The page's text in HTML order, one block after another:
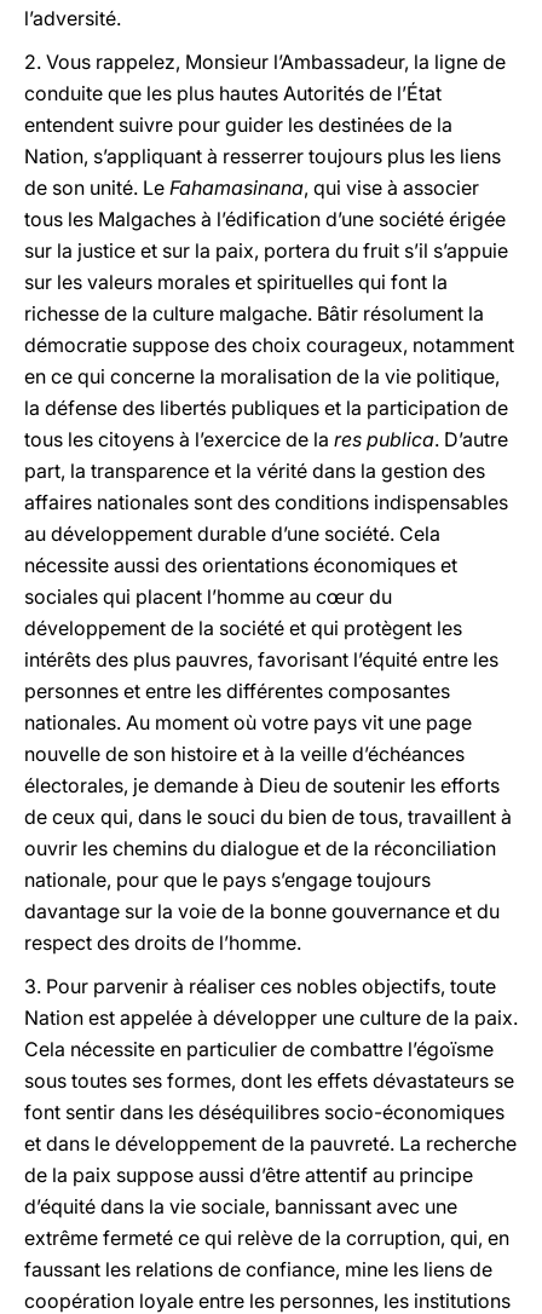
l’adversité.
2. Vous rappelez, Monsieur l’Ambassadeur, la ligne de
conduite que les plus hautes Autorités de l’État
entendent suivre pour guider les destinées de la
Nation, s’appliquant à resserrer toujours plus les liens
de son unité. Le Fahamasinana, qui vise à associer
tous les Malgaches à l’édification d’une société érigée
sur la justice et sur la paix, portera du fruit s’il s’appuie
sur les valeurs morales et spirituelles qui font la
richesse de la culture malgache. Bâtir résolument la
démocratie suppose des choix courageux, notamment
en ce qui concerne la moralisation de la vie politique,
la défense des libertés publiques et la participation de
tous les citoyens à l’exercice de la res publica. D’autre
part, la transparence et la vérité dans la gestion des
affaires nationales sont des conditions indispensables
au développement durable d’une société. Cela
nécessite aussi des orientations économiques et
sociales qui placent l’homme au cœur du
développement de la société et qui protègent les
intérêts des plus pauvres, favorisant l’équité entre les
personnes et entre les différentes composantes
nationales. Au moment où votre pays vit une page
nouvelle de son histoire et à la veille d’échéances
électorales, je demande à Dieu de soutenir les efforts
de ceux qui, dans le souci du bien de tous, travaillent à
ouvrir les chemins du dialogue et de la réconciliation
nationale, pour que le pays s’engage toujours
davantage sur la voie de la bonne gouvernance et du
respect des droits de l’homme.
3. Pour parvenir à réaliser ces nobles objectifs, toute
Nation est appelée à développer une culture de la paix.
Cela nécessite en particulier de combattre l’égoïsme
sous toutes ses formes, dont les effets dévastateurs se
font sentir dans les déséquilibres socio-économiques
et dans le développement de la pauvreté. La recherche
de la paix suppose aussi d’être attentif au principe
d’équité dans la vie sociale, bannissant avec une
extrême fermeté ce qui relève de la corruption, qui, en
faussant les relations de confiance, mine les liens de
coopération loyale entre les personnes, les institutions